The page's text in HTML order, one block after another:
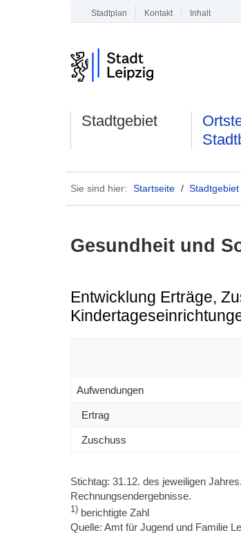
Stadtplan Kontakt Inhalt
Stadtgebiet
Sie sind hier: Startseite / Stadtgebiet
Gesundheit und
Entwicklung Erträge,
Aufwendungen
Ertrag
Zuschuss
Stichtag: 31.12. des jeweiligen
Rechnungsendergebnisse.
1) berichtigte Zahl
Quelle: Amt für Jugend und Familie